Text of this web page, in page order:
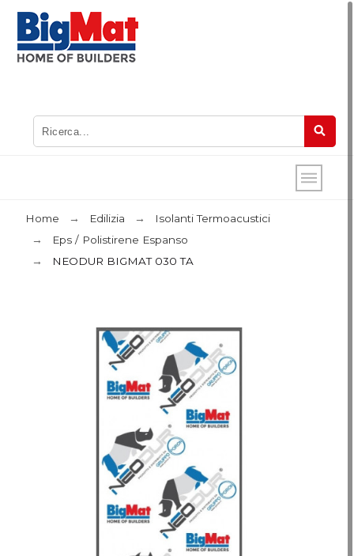
Home Edilizia
Isolanti Termoacustici
Eps / Polistirene Espanso
NEODUR BIGMAT 030 TA